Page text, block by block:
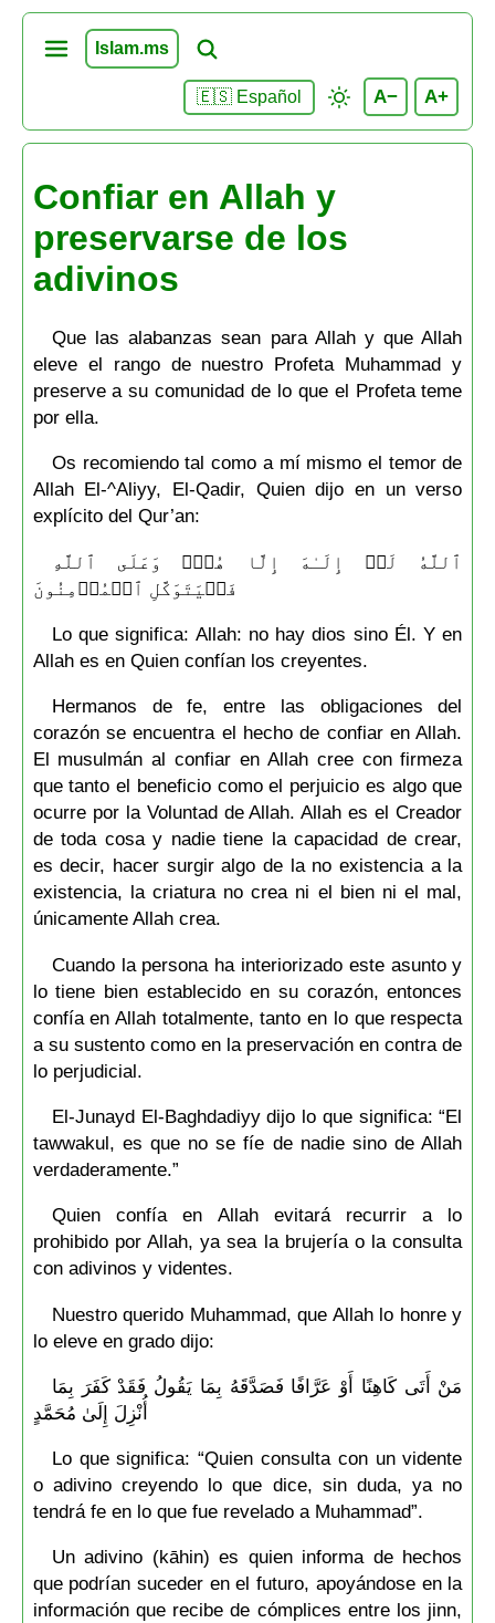
Islam.ms
🇪🇸 Español A− A+
Confiar en Allah y
preservarse de los
adivinos
Que las alabanzas sean para Allah y que Allah
eleve el rango de nuestro Profeta Muhammad y
preserve a su comunidad de lo que el Profeta teme
por ella.
Os recomiendo tal como a mí mismo el temor de
Allah El-^Aliyy, El-Qadir, Quien dijo en un verso
explícito del Qur’an:
ٱللَّهُ لَاۤ إِلَـٰهَ إِلَّا هُوَۚ وَعَلَى ٱللَّهِ
فَلۡیَتَوَكَّلِ ٱلۡمُؤۡمِنُونَ
Lo que significa: Allah: no hay dios sino Él. Y en
Allah es en Quien confían los creyentes.
Hermanos de fe, entre las obligaciones del
corazón se encuentra el hecho de confiar en Allah.
El musulmán al confiar en Allah cree con firmeza
que tanto el beneficio como el perjuicio es algo que
ocurre por la Voluntad de Allah. Allah es el Creador
de toda cosa y nadie tiene la capacidad de crear,
es decir, hacer surgir algo de la no existencia a la
existencia, la criatura no crea ni el bien ni el mal,
únicamente Allah crea.
Cuando la persona ha interiorizado este asunto y
lo tiene bien establecido en su corazón, entonces
confía en Allah totalmente, tanto en lo que respecta
a su sustento como en la preservación en contra de
lo perjudicial.
El-Junayd El-Baghdadiyy dijo lo que significa: “El
tawwakul, es que no se fíe de nadie sino de Allah
verdaderamente.”
Quien confía en Allah evitará recurrir a lo
prohibido por Allah, ya sea la brujería o la consulta
con adivinos y videntes.
Nuestro querido Muhammad, que Allah lo honre y
lo eleve en grado dijo:
مَنْ أَتَى كَاهِنًا أَوْ عَرَّافًا فَصَدَّقَهُ بِمَا يَقُولُ فَقَدْ كَفَرَ بِمَا
أُنْزِلَ إِلَىٰ مُحَمَّدٍ
Lo que significa: “Quien consulta con un vidente
o adivino creyendo lo que dice, sin duda, ya no
tendrá fe en lo que fue revelado a Muhammad”.
Un adivino (kāhin) es quien informa de hechos
que podrían suceder en el futuro, apoyándose en la
información que recibe de cómplices entre los jinn,